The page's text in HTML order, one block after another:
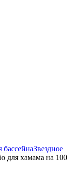
Звездное
для хамама на 100